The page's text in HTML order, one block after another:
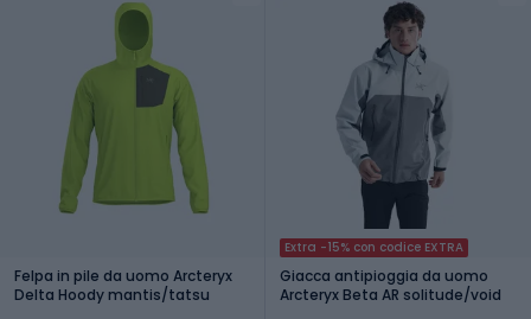
Felpa in pile da uomo Arcteryx
Delta Hoody mantis/tatsu
Extra -15% con codice EXTRA
Giacca antipioggia da uomo
Arcteryx Beta AR solitude/void